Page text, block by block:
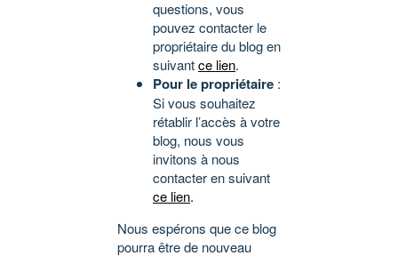
questions, vous
pouvez contacter le
propriétaire du blog en
suivantce lien.
Pour le propriétaire :
Si vous souhaitez
rétablir l’accès à votre
blog, nous vous
invitons à nous
contacter en suivant
ce lien.
Nous espérons que ce blog
pourra être de nouveau